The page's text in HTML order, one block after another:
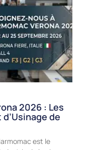
2026 : Les
de
est le